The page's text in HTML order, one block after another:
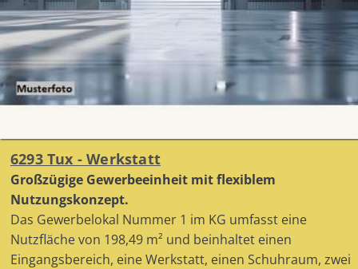
6293 Tux - Werkstatt
Großzügige Gewerbeeinheit mit flexiblem
Nutzungskonzept.
Das Gewerbelokal Nummer 1 im KG umfasst eine
Nutzfläche von 198,49 m² und beinhaltet einen
Eingangsbereich, eine Werkstatt, einen Schuhraum, zwei